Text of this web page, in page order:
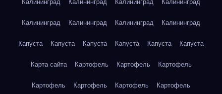
Калининград Калининград Калининград Калининград
Калининград Калининград Калининград Калининград
Капуста Капуста Капуста Капуста Капуста Капуста
Карта сайта Картофель Картофель Картофель
Картофель Картофель Картофель Картофель